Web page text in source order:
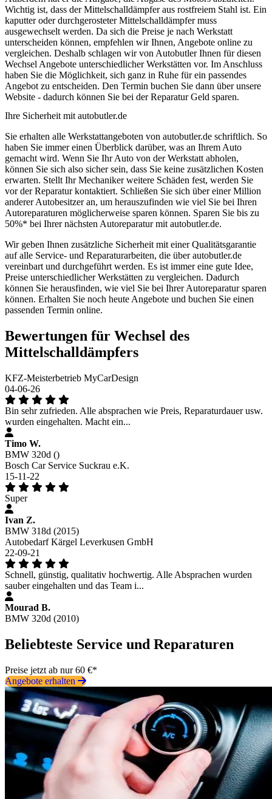
Wichtig ist, dass der Mittelschalldämpfer aus rostfreiem Stahl ist. Ein
kaputter oder durchgerosteter Mittelschalldämpfer muss
ausgewechselt werden. Da sich die Preise je nach Werkstatt
unterscheiden können, empfehlen wir Ihnen, Angebote online zu
vergleichen. Deshalb schlagen wir von Autobutler Ihnen für diesen
Wechsel Angebote unterschiedlicher Werkstätten vor. Im Anschluss
haben Sie die Möglichkeit, sich ganz in Ruhe für ein passendes
Angebot zu entscheiden. Den Termin buchen Sie dann über unsere
Website - dadurch können Sie bei der Reparatur Geld sparen.
Ihre Sicherheit mit autobutler.de
Sie erhalten alle Werkstattangeboten von autobutler.de schriftlich. So
haben Sie immer einen Überblick darüber, was an Ihrem Auto
gemacht wird. Wenn Sie Ihr Auto von der Werkstatt abholen,
können Sie sich also sicher sein, dass Sie keine zusätzlichen Kosten
erwarten. Stellt Ihr Mechaniker weitere Schäden fest, werden Sie
vor der Reparatur kontaktiert. Schließen Sie sich über einer Million
anderer Autobesitzer an, um herauszufinden wie viel Sie bei Ihren
Autoreparaturen möglicherweise sparen können. Sparen Sie bis zu
50%* bei Ihrer nächsten Autoreparatur mit autobutler.de.
Wir geben Ihnen zusätzliche Sicherheit mit einer Qualitätsgarantie
auf alle Service- und Reparaturarbeiten, die über autobutler.de
vereinbart und durchgeführt werden. Es ist immer eine gute Idee,
Preise unterschiedlicher Werkstätten zu vergleichen. Dadurch
können Sie herausfinden, wie viel Sie bei Ihrer Autoreparatur sparen
können. Erhalten Sie noch heute Angebote und buchen Sie einen
passenden Termin online.
Bewertungen für Wechsel des
Mittelschalldämpfers
KFZ-Meisterbetrieb MyCarDesign
04-06-26
Bin sehr zufrieden. Alle absprachen wie Preis, Reparaturdauer usw.
wurden eingehalten. Macht ein...
Timo W.
BMW 320d ()
Bosch Car Service Suckrau e.K.
15-11-22
Super
Ivan Z.
BMW 318d (2015)
Autobedarf Kärgel Leverkusen GmbH
22-09-21
Schnell, günstig, qualitativ hochwertig. Alle Absprachen wurden
sauber eingehalten und das Team i...
Mourad B.
BMW 320d (2010)
Beliebteste Service und Reparaturen
Preise jetzt ab nur 60 €*
Angebote erhalten